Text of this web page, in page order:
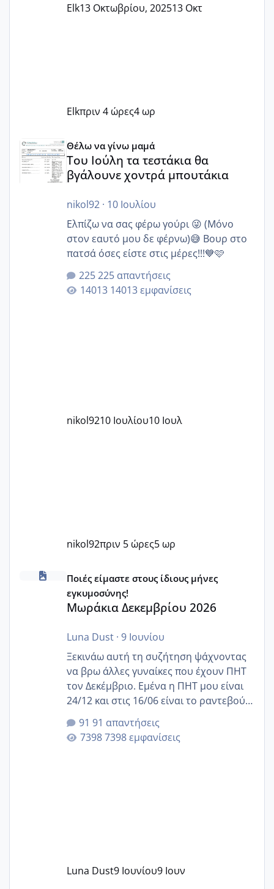
Elk13 Οκτωβρίου, 202513 Οκτ
Elkπριν 4 ώρες4 ωρ
Θέλω να γίνω μαμά
Του Ιούλη τα τεστάκια θα
βγάλουνε χοντρά μπουτάκια
nikol92· 10 Ιουλίου
Ελπίζω να σας φέρω γούρι 😜 (Μόνο
στον εαυτό μου δε φέρνω)😅 Βουρ στο
πατσά όσες είστε στις μέρες!!!💙🩷
225 απαντήσεις
14013 εμφανίσεις
nikol9210 Ιουλίου10 Ιουλ
nikol92πριν 5 ώρες5 ωρ
Μωράκια Δεκεμβρίου 2026
Ποιές είμαστε στους ίδιους μήνες
εγκυμοσύνης!
Μωράκια Δεκεμβρίου 2026
Luna Dust· 9 Ιουνίου
Ξεκινάω αυτή τη συζήτηση ψάχνοντας
να βρω άλλες γυναίκες που έχουν ΠΗΤ
τον Δεκέμβριο. Εμένα η ΠΗΤ μου είναι
24/12 και στις 16/06 είναι το ραντεβού
της αυχενικής διαφάνειας. Έχω αρκετό
άγχος και οι μέρες δεν φαίνεται να
περνάνε με τίποτα.
91 απαντήσεις
7398 εμφανίσεις
Luna Dust9 Ιουνίου9 Ιουν